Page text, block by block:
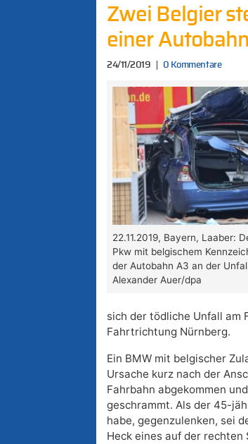
Zwei Belgier
einer
24/11/2019 0 Kommentare
22.11.2019, Bayern, Laaber:
Pkw mit belgischem
der Autobahn A3 an der
Alexander Auer/dpa
sich der tödliche Unfall am
Fahrtrichtung Nürnberg.
Ein BMW mit belgischer
Ursache kurz nach der
Fahrbahn abgekommen
geschrammt. Als der 45-
habe, gegenzulenken, sei
Heck eines auf der